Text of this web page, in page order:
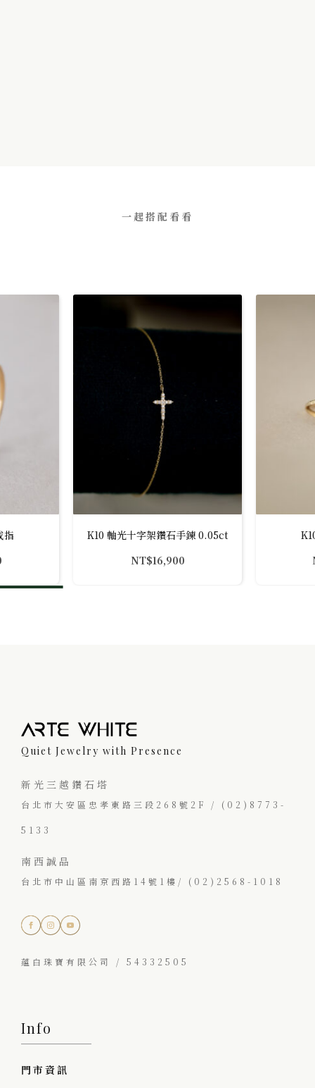
一起搭配看看
指
K10 軸光十字架鑽石手鍊 0.05ct
NT$16,900
Quiet Jewelry with Presence
新光三越鑽石塔
台北市大安區忠孝東路三段268號2F / (02)8773-
5133
南西誠品
台北市中山區南京西路14號1樓/ (02)2568-1018
蘊白珠寶有限公司 / 54332505
Info
門市資訊